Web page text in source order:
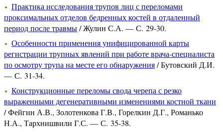
Практика исследования трупов лиц с переломами
проксимальных отделов бедренных костей в отдаленный
период после травмы/ Жулин С.А. — С. 29-30.
Особенности применения унифицированной карты
регистрации трупных явлений при работе врача-специалиста
по осмотру трупа на месте его обнаружения/ Бутовский Д.И.
— С. 31-34.
Конструкционные переломы свода черепа с резко
выраженными дегенеративными изменениями костной ткани
/ Фейгин А.В., Золотенкова Г.В., Горелкин Д.Г., Романько
Н.А., Тархнишвили Г.С. — С. 35-38.